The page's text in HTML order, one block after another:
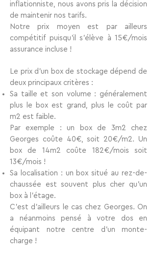
inflationniste, nous avons pris la décision
de maintenir nos tarifs.
Notre prix moyen est par ailleurs
compétitif puisqu’il s’élève à 15€/mois
assurance incluse !
Le prix d’un box de stockage dépend de
deux principaux critères :
Sa taille et son volume : généralement
plus le box est grand, plus le coût par
m2 est faible.
Par exemple : un box de 3m2 chez
Georges coûte 40€, soit 20€/m2. Un
box de 14m2 coûte 182€/mois soit
13€/mois !
Sa
localisation : un box situé au rez-de-
chaussée est souvent plus cher qu’un
box à l’étage.
C’est d’ailleurs le cas chez Georges. On
a néanmoins pensé à votre dos en
équipant notre centre d’un monte-
charge !